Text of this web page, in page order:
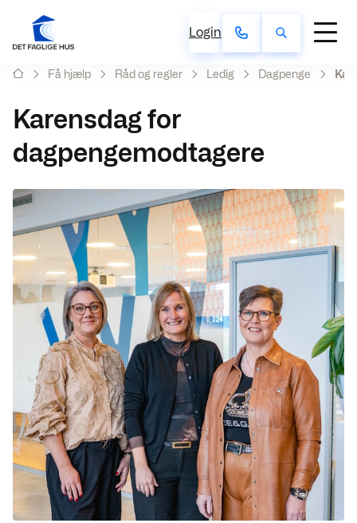
Login
Få hjælp Råd og regler Ledig Dagpenge
Karensdag for
dagpengemodtagere